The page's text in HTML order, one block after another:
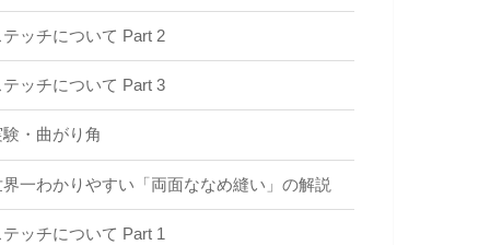
テッチについて Part 2
テッチについて Part 3
験・曲がり角
界一わかりやすい「両面ななめ縫い」の解説
テッチについて Part 1